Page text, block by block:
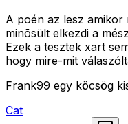
A poén az lesz amikor
minõsült elkezdi a
Ezek a tesztek xart
hogy mire-mit
Frank99 egy köcsög
Cat